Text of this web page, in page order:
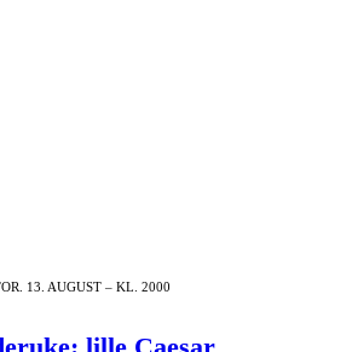
13. AUGUST – KL. 2000